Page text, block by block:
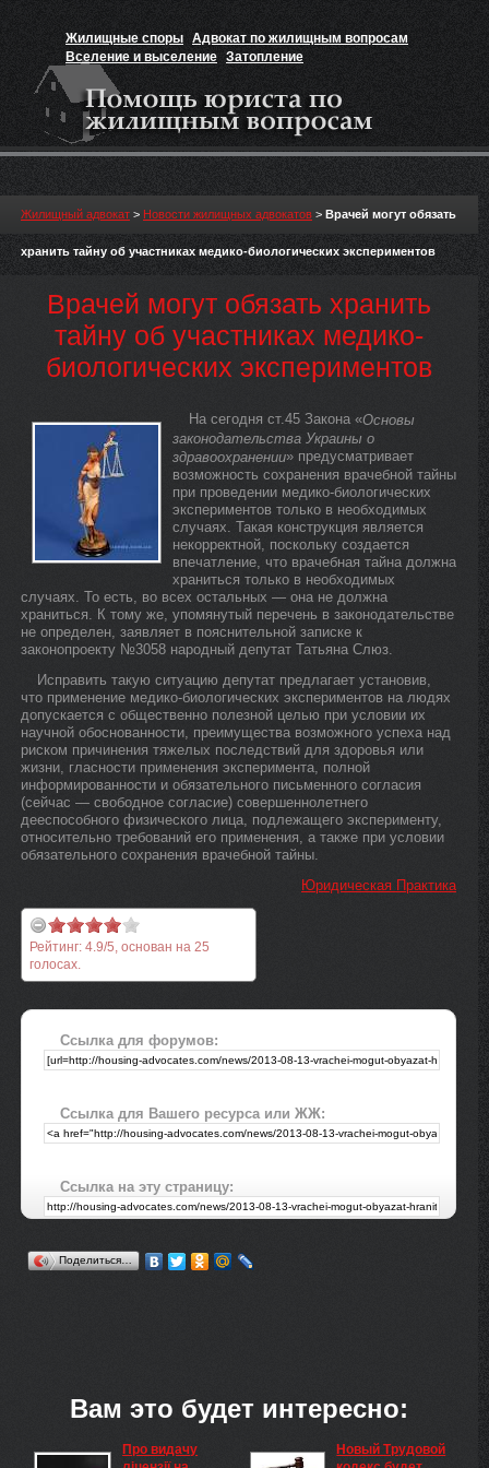
Жилищные споры Адвокат по жилищным вопросам
Вселение и выселение Затопление
Признание прав на жильё
Жилищный адвокат > Новости жилищных адвокатов > Врачей могут обязать
хранить тайну об участниках медико-биологических экспериментов
Врачей могут обязать хранить
тайну об участниках медико-
биологических экспериментов
На сегодня ст.45 Закона «Основы
законодательства Украины о
здравоохранении» предусматривает
возможность сохранения врачебной тайны
при проведении медико-биологических
экспериментов только в необходимых
случаях. Такая конструкция является
некорректной, поскольку создается
впечатление, что врачебная тайна должна
храниться только в необходимых
случаях. То есть, во всех остальных — она не должна
храниться. К тому же, упомянутый перечень в законодательстве
не определен, заявляет в пояснительной записке к
законопроекту №3058 народный депутат Татьяна Слюз.
Исправить такую ситуацию депутат предлагает установив,
что применение медико-биологических экспериментов на людях
допускается с общественно полезной целью при условии их
научной обоснованности, преимущества возможного успеха над
риском причинения тяжелых последствий для здоровья или
жизни, гласности применения эксперимента, полной
информированности и обязательного письменного согласия
(сейчас — свободное согласие) совершеннолетнего
дееспособного физического лица, подлежащего эксперименту,
относительно требований его применения, а также при условии
обязательного сохранения врачебной тайны.
Юридическая Практика
Рейтинг: 4.9/5, основан на 25
голосах.
Ссылка для форумов:
Ссылка для Вашего ресурса или ЖЖ:
Ссылка на эту страницу:
Поделиться…
Вам это будет интересно:
Про видачу
Новый Трудовой